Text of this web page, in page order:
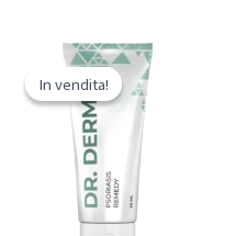
In vendita!
In vendita!